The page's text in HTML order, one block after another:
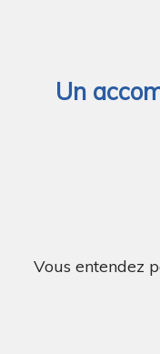
Un
Vous entendez